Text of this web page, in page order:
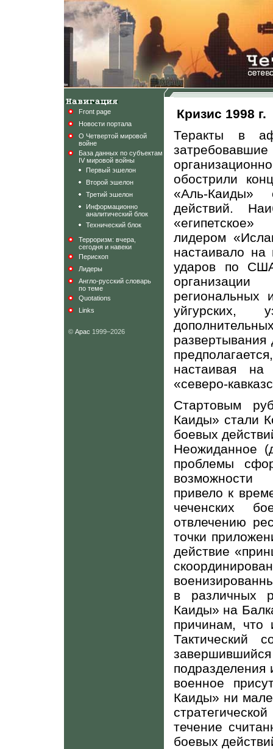
Front page
Новости портала
О Четвертой мировой
войне
База данных по субъектам
IV мировой войны
Первый эшелон
Второй эшелон
Третий эшелон
Информационно
аналитический блок
Технический блок
Терроризм: вчера,
сегодня и навеки
Перископ
Лидеры
Англо-русский словарь
по теме
Quotations
Links
© Арас 1999–2026
Кризис 1998 г.
Теракты в
обострили
«Аль-Каиды»
действий.
лидером
настаивало на
ударов по
региональных
уйгурских,
настаивая на
«северо-
Стартовым
Каиды» стали
боевых
Неожиданное
проблемы
возможности
привело к
чеченских
отвлечению
точки
действие
в различных
Каиды» на
причинам, что
Тактический
военное
Каиды» ни
течение
боевых